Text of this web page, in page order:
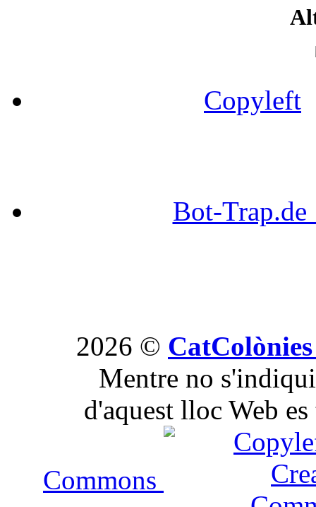
Copyleft
Bot-
2026 © CatColònies
Mentre no
d'aquest lloc Web
Commons